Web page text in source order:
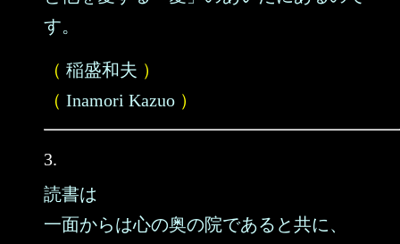
す。
（ 稲盛和夫 ）
（ Inamori Kazuo ）
3.
読書は
一面からは心の奥の院であると共に、